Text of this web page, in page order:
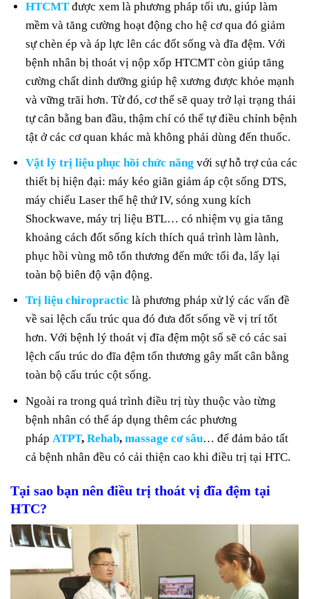
HTCMT được xem là phương pháp tối ưu, giúp làm
mềm và tăng cường hoạt động cho hệ cơ qua đó giảm
sự chèn ép và áp lực lên các đốt sống và đĩa đệm. Với
bệnh nhân bị thoát vị nộp xốp HTCMT còn giúp tăng
cường chất dinh dưỡng giúp hệ xương được khỏe mạnh
và vững trãi hơn. Từ đó, cơ thể sẽ quay trở lại trạng thái
tự cân bằng ban đầu, thậm chí có thể tự điều chỉnh bệnh
tật ở các cơ quan khác mà không phải dùng đến thuốc.
Vật lý trị liệu phục hồi chức năng với sự hỗ trợ của các
thiết bị hiện đại: máy kéo giãn giảm áp cột sống DTS,
máy chiếu Laser thế hệ thứ IV, sóng xung kích
Shockwave, máy trị liệu BTL… có nhiệm vụ gia tăng
khoảng cách đốt sống kích thích quá trình làm lành,
phục hồi vùng mô tổn thương đến mức tối đa, lấy lại
toàn bộ biên độ vận động.
Trị liệu chiropractic là phương pháp xử lý các vấn đề
về sai lệch cấu trúc qua đó đưa đốt sống về vị trí tốt
hơn. Với bệnh lý thoát vị đĩa đệm một số sẽ có các sai
lệch cấu trúc do đĩa đệm tổn thương gây mất cân bằng
toàn bộ cấu trúc cột sống.
Ngoài ra trong quá trình điều trị tùy thuộc vào từng
bệnh nhân có thể áp dụng thêm các phương
pháp ATPT,Rehab,massage cơ sâu… để đảm bảo tất
cả bệnh nhân đều có cải thiện cao khi điều trị tại HTC.
Tại sao bạn nên điều trị thoát vị đĩa đệm tại
HTC?